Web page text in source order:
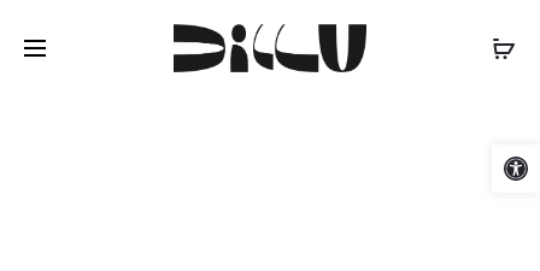
Cart
Ανοίξτε τη γραμμή εργαλείων